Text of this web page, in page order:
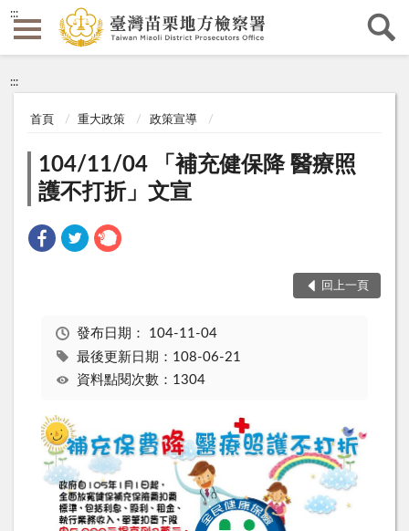
:::
:::
首頁 重大政策 政策宣導
104/11/04 「補充健保降 醫療照
護不打折」文宣
回上一頁
發布日期： 104-11-04
最後更新日期：108-06-21
資料點閱次數：1304